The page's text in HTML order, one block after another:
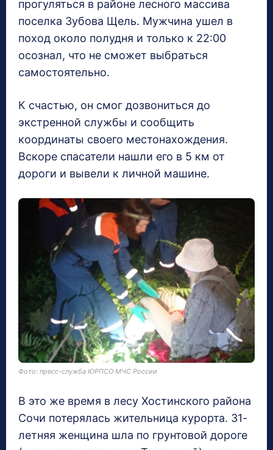
прогуляться в районе лесного массива
поселка Зубова Щель. Мужчина ушел в
поход около полудня и только к 22:00
осознал, что не сможет выбраться
самостоятельно.
К счастью, он смог дозвониться до
экстренной службы и сообщить
координаты своего местонахождения.
Вскоре спасатели нашли его в 5 км от
дороги и вывели к личной машине.
Фото: пресс-служба ЮРПСО МЧС России
В это же время в лесу Хостинского района
Сочи потерялась жительница курорта. 31-
летняя женщина шла по грунтовой дороге